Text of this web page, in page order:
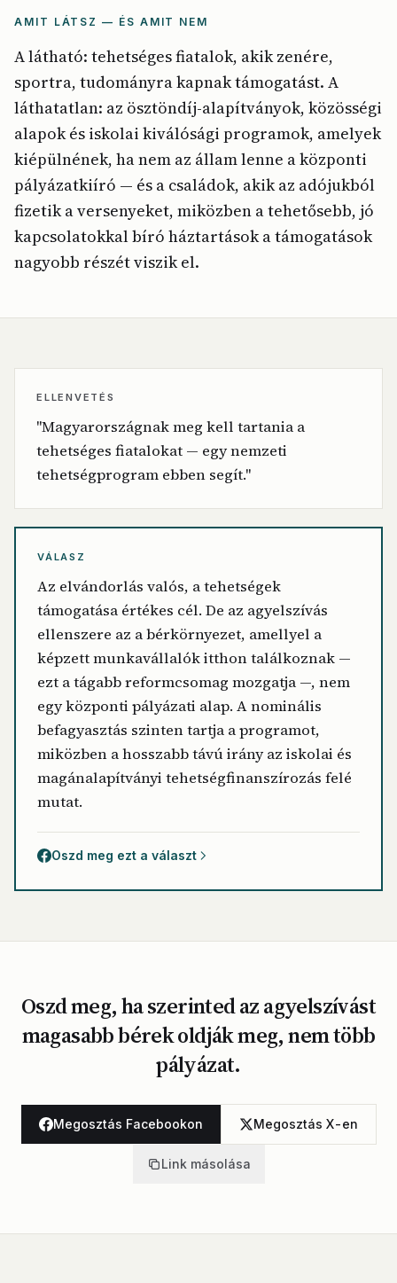
AMIT LÁTSZ — ÉS AMIT NEM
A látható: tehetséges fiatalok, akik zenére,
sportra, tudományra kapnak támogatást. A
láthatatlan: az ösztöndíj-alapítványok, közösségi
alapok és iskolai kiválósági programok, amelyek
kiépülnének, ha nem az állam lenne a központi
pályázatkiíró — és a családok, akik az adójukból
fizetik a versenyeket, miközben a tehetősebb, jó
kapcsolatokkal bíró háztartások a támogatások
nagyobb részét viszik el.
ELLENVETÉS
"Magyarországnak meg kell tartania a
tehetséges fiatalokat — egy nemzeti
tehetségprogram ebben segít."
VÁLASZ
Az elvándorlás valós, a tehetségek
támogatása értékes cél. De az agyelszívás
ellenszere az a bérkörnyezet, amellyel a
képzett munkavállalók itthon találkoznak —
ezt a tágabb reformcsomag mozgatja —, nem
egy központi pályázati alap. A nominális
befagyasztás szinten tartja a programot,
miközben a hosszabb távú irány az iskolai és
magánalapítványi tehetségfinanszírozás felé
mutat.
Oszd meg ezt a választ
Oszd meg, ha szerinted az agyelszívást
magasabb bérek oldják meg, nem több
pályázat.
Megosztás Facebookon Megosztás X-en
Link másolása